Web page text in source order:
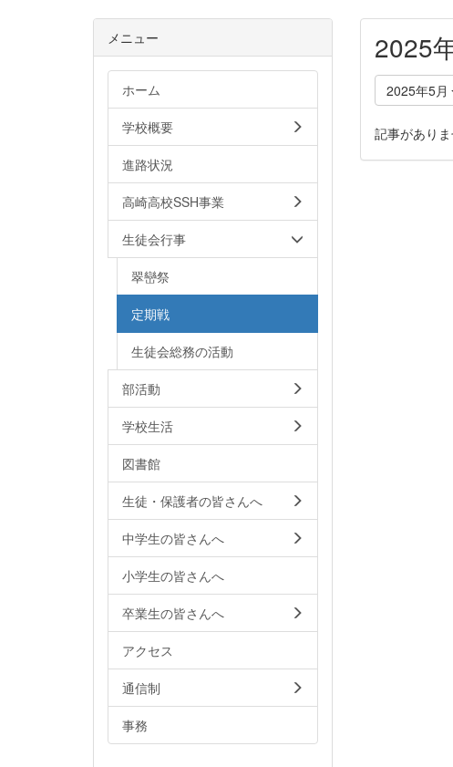
2025
2025年5月
記事がありま
メニュー
ホーム
学校概要
進路状況
高崎高校SSH事業
生徒会行事
翠巒祭
定期戦
生徒会総務の活動
部活動
学校生活
図書館
生徒・保護者の皆さんへ
中学生の皆さんへ
小学生の皆さんへ
卒業生の皆さんへ
アクセス
通信制
事務